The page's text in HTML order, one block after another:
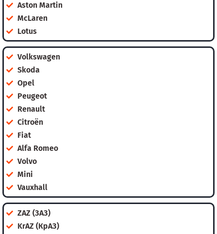
Aston Martin
McLaren
Lotus
Volkswagen
Skoda
Opel
Peugeot
Renault
Citroën
Fiat
Alfa Romeo
Volvo
Mini
Vauxhall
ZAZ (ЗАЗ)
KrAZ (КрАЗ)